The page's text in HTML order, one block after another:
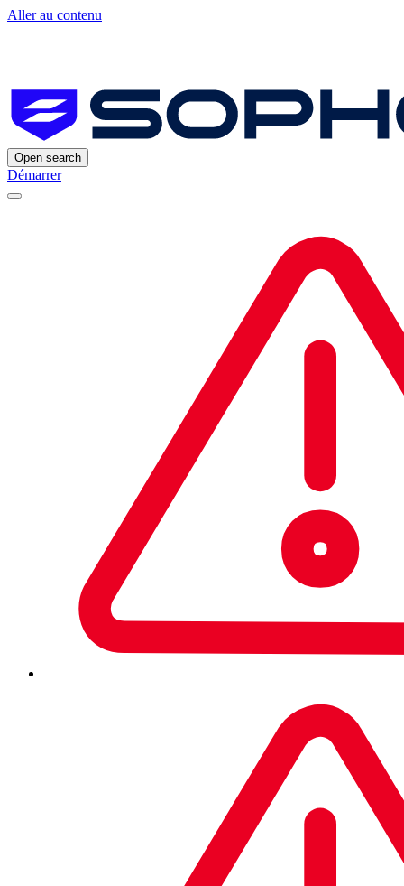
Aller au contenu
Open search
Démarrer